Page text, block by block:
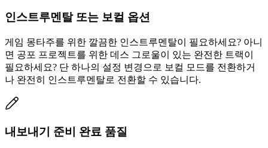
인스트루멘탈 또는 보컬 옵션
게임 몽타주를 위한 깔끔한 인스트루멘탈이 필요하세요? 아니
면 공포 프로젝트를 위한 데스 그로울이 있는 완전한 트랙이
필요하세요? 단 하나의 설정 변경으로 보컬 모드를 전환하거
나 완전히 인스트루멘탈로 전환할 수 있습니다.
내보내기 준비 완료 품질